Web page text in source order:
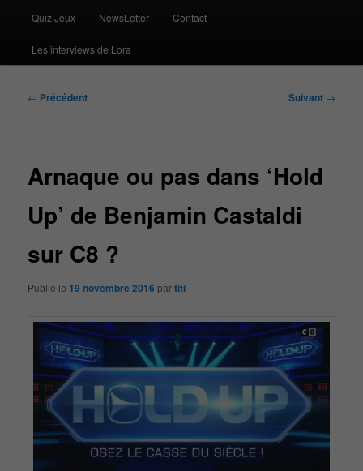
Quiz Jeux NewsLetter Contact
Les interviews de Lora
Navigation
← Précédent Suivant →
Arnaque ou pas dans ‘Hold
Up’ de Benjamin Castaldi
sur C8 ?
Publié le 19 novembre 2016 partiti